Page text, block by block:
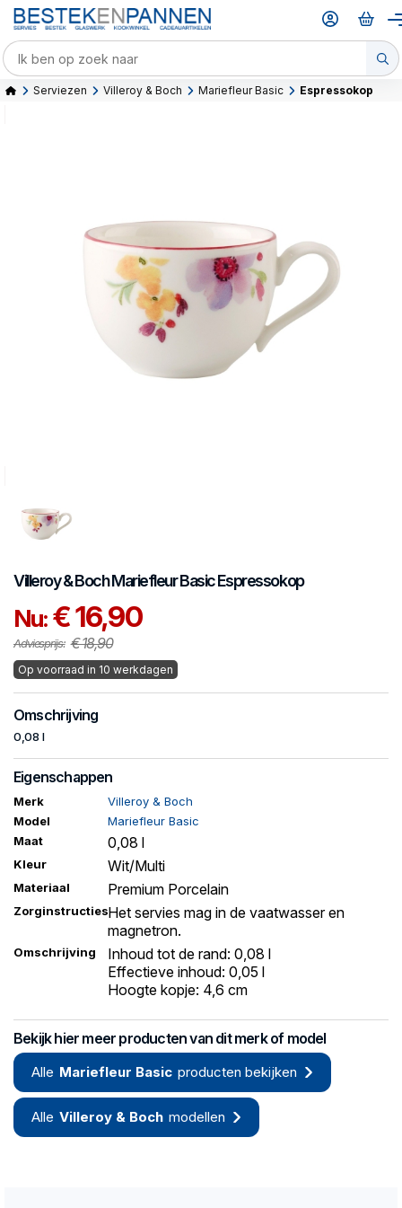
Serviezen Villeroy & Boch Mariefleur Basic Espressokop
Villeroy & BochMariefleur BasicEspressokop
Nu:€ 16,90
Adviesprijs: € 18,90
Op voorraad in 10 werkdagen
Omschrijving
0,08 l
Eigenschappen
Merk
Villeroy & Boch
Model
Mariefleur Basic
Maat
0,08 l
Kleur Wit/Multi
Materiaal Premium Porcelain
ZorginstructiesHet servies mag in de vaatwasser en
magnetron.
Omschrijving
Inhoud tot de rand: 0,08 l
Effectieve inhoud: 0,05 l
Hoogte kopje: 4,6 cm
Bekijk hier meer producten van dit merk of model
Alle Mariefleur Basic producten bekijken
Alle Villeroy & Boch modellen